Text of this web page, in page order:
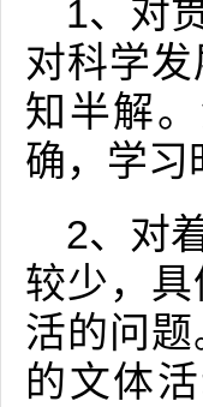
1、对
对科学
知半解
确，学习
2、对
较少，
活的问
的文体